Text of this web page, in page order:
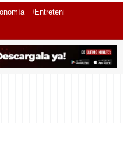
Entretenimiento